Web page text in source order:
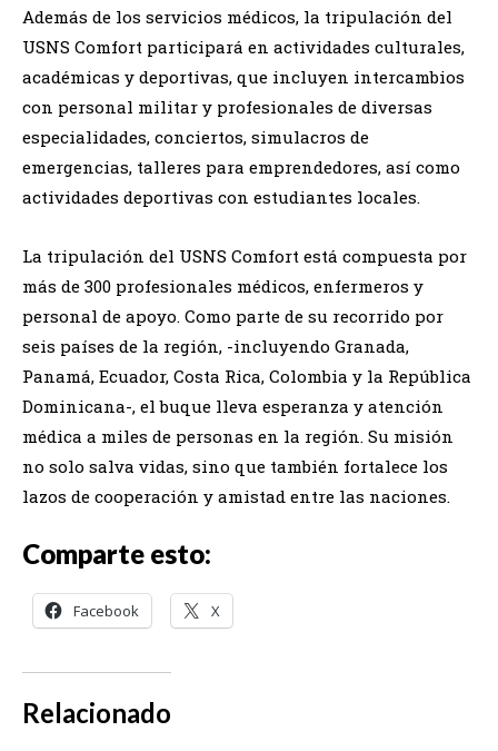
Además de los servicios médicos, la tripulación del
USNS Comfort participará en actividades culturales,
académicas y deportivas, que incluyen intercambios
con personal militar y profesionales de diversas
especialidades, conciertos, simulacros de
emergencias, talleres para emprendedores, así como
actividades deportivas con estudiantes locales.
La tripulación del USNS Comfort está compuesta por
más de 300 profesionales médicos, enfermeros y
personal de apoyo. Como parte de su recorrido por
seis países de la región, -incluyendo Granada,
Panamá, Ecuador, Costa Rica, Colombia y la República
Dominicana-, el buque lleva esperanza y atención
médica a miles de personas en la región. Su misión
no solo salva vidas, sino que también fortalece los
lazos de cooperación y amistad entre las naciones.
Comparte esto:
Facebook X
Relacionado